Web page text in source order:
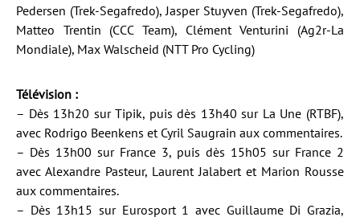
Pedersen (Trek-Segafredo), Jasper Stuyven (Trek-Segafredo),
Matteo Trentin (CCC Team), Clément Venturini (Ag2r-La
Mondiale), Max Walscheid (NTT Pro Cycling)
Télévision :
– Dès 13h20 sur Tipik, puis dès 13h40 sur La Une (RTBF),
avec Rodrigo Beenkens et Cyril Saugrain aux commentaires.
– Dès 13h00 sur France 3, puis dès 15h05 sur France 2
avec Alexandre Pasteur, Laurent Jalabert et Marion Rousse
aux commentaires.
– Dès 13h15 sur Eurosport 1 avec Guillaume Di Grazia,